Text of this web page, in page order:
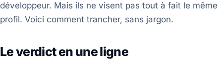
développeur. Mais ils ne visent pas tout à fait le même
profil. Voici comment trancher, sans jargon.
Le verdict en une ligne